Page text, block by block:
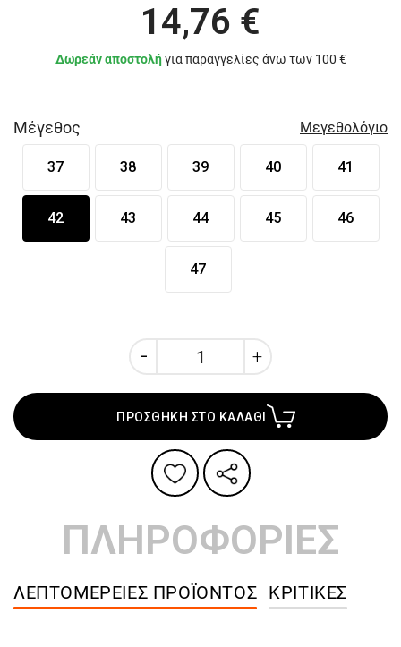
14,76 €
Δωρεάν αποστολήγια παραγγελίες άνω των 100 €
Μέγεθος Μεγεθολόγιο
37 38 39 40 41
42 43 44 45 46
47
ΠΡΟΣΘΗΚΗ ΣΤΟ ΚΑΛΑΘΙ
ΠΛΗΡΟΦΟΡΙΕΣ
ΛΕΠΤΟΜΈΡΕΙΕΣ ΠΡΟΪΌΝΤΟΣ ΚΡΙΤΙΚΈΣ